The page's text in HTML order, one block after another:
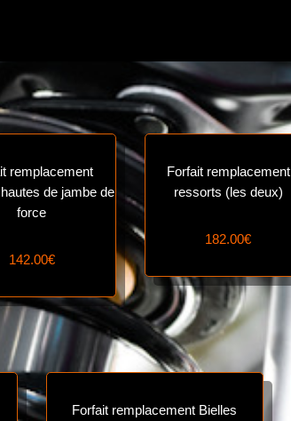
remplacement
de jambe de
force
142.00€
Forfait remplacement
ressorts (les deux)
182.00€
Forfait remplacement Bielles